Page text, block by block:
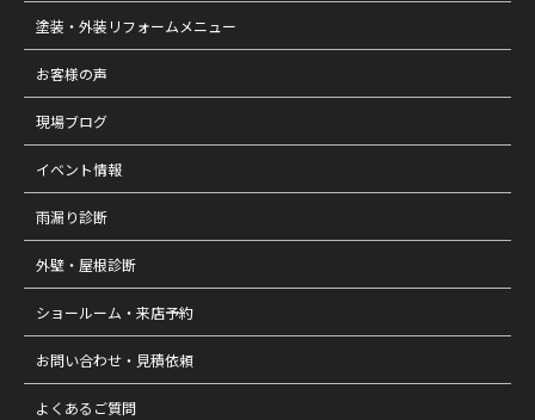
塗装・外装リフォームメニュー
お客様の声
現場ブログ
イベント情報
雨漏り診断
外壁・屋根診断
ショールーム・来店予約
お問い合わせ・見積依頼
よくあるご質問